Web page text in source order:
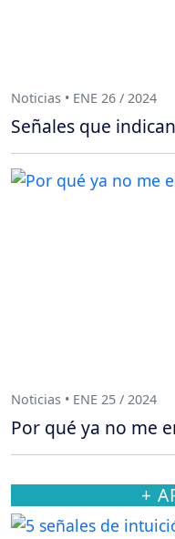
Noticias • ENE 26 / 2024
Señales que
Noticias • ENE 25 / 2024
Por qué ya no me
+